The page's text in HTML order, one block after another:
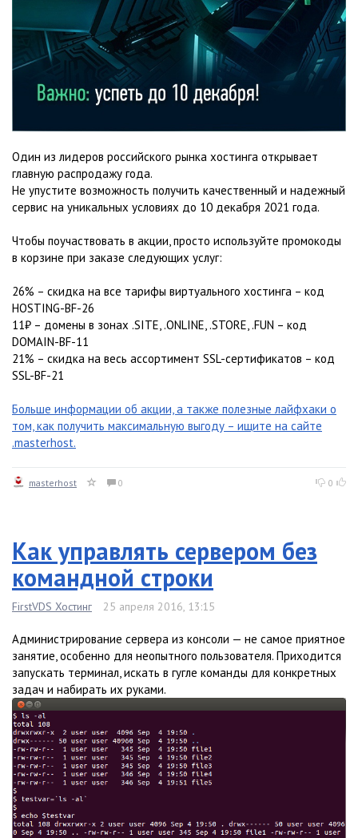
Один из лидеров российского рынка хостинга открывает
главную распродажу года.
Не упустите возможность получить качественный и надежный
сервис на уникальных условиях до 10 декабря 2021 года.
Чтобы поучаствовать в акции, просто используйте промокоды
в корзине при заказе следующих услуг:
26% – скидка на все тарифы виртуального хостинга – код
HOSTING-BF-26
11₽ – домены в зонах .SITE, .ONLINE, .STORE, .FUN – код
DOMAIN-BF-11
21% – скидка на весь ассортимент SSL-сертификатов – код
SSL-BF-21
Больше информации об акции, а также полезные лайфхаки о
том, как получить максимальную выгоду – ищите на сайте
.masterhost.
masterhost 0 0
Как управлять сервером без
командной строки
FirstVDS Хостинг 25 апреля 2016, 13:15
Администрирование сервера из консоли — не самое приятное
занятие, особенно для неопытного пользователя. Приходится
запускать терминал, искать в гугле команды для конкретных
задач и набирать их руками.